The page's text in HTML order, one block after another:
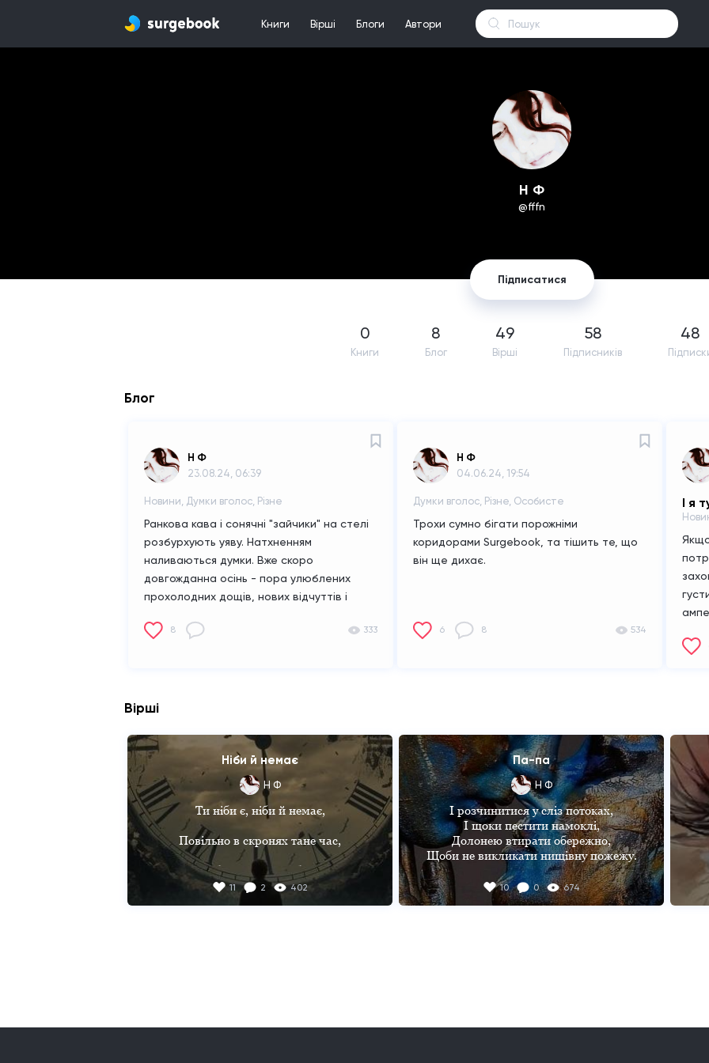
Книги Вірші Блоги Автори
Н Ф
@fffn
Підписатися
0
Книги
8
Блог
49
Вірші
58
Підпиcників
48
Блог
Н Ф
23.08.24, 06:39
Новини, Думки вголос, Різне
Ранкова кава і сонячні "зайчики" на стелі
розбурхують уяву. Натхненням
наливаються думки. Вже скоро
довгожданна осінь - пора улюблених
прохолодних дощів, нових відчуттів і
8 333
Н Ф
04.06.24, 19:54
Думки вголос, Різне, Особисте
Трохи сумно бігати порожніми
коридорами Surgebook, та тішить те, що
він ще дихає.
6 8 534
І я
Вірші
Ніби й немає
Н Ф
Ти ніби є, ніби й немає,
Повільно в скронях тане час,
Майбутнє не передбачає,
Усе як є та без прикрас.
11 2 402
Па-па
Н Ф
І розчинитися у сліз потоках,
І щоки пестити намоклі,
Долонею втирати обережно,
Щоби не викликати нищівну пожежу.
Просякнув сіллю кінчик язика,
Якраз бракує свіжого ковтка,
Я на межі, від дихання твого,
10 0 674